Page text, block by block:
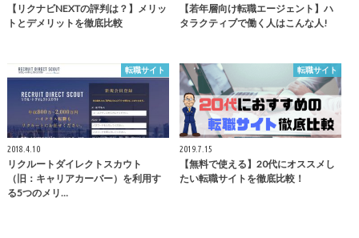
【リクナビNEXTの評判は？】メリッ
トとデメリットを徹底比較
【若年層向け転職エージェント】ハ
タラクティブで働く人はこんな人!
転職サイト
2018.4.10
リクルートダイレクトスカウト
（旧：キャリアカーバー）を利用す
る5つのメリ…
転職サイト
2019.7.15
【無料で使える】20代にオススメし
たい転職サイトを徹底比較！